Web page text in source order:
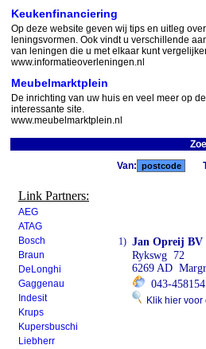
Keukenfinanciering
Op deze website geven wij tips en uitleg
leningsvormen. Ook vindt u verschillende
van leningen die u met elkaar kunt
www.informatieoverleningen.nl
Meubelmarktplein
De inrichting van uw huis en veel meer op
interessante site.
www.meubelmarktplein.nl
Link Partners:
AEG
ATAG
Bosch
Braun
DeLonghi
Gaggenau
Indesit
Krups
Kupersbuschi
Liebherr
Van:
1) Jan Opreij BV
Rykswg 72
6269 AD
043-
Klik hier voor